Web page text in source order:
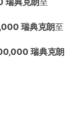
瑞典克朗至
瑞典克朗